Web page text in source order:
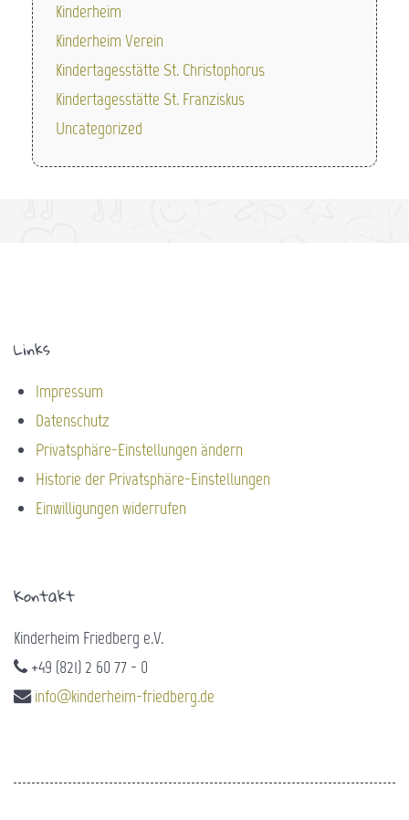
Kinderheim
Kinderheim Verein
Kindertagesstätte St. Christophorus
Kindertagesstätte St. Franziskus
Uncategorized
Links
Impressum
Datenschutz
Privatsphäre-Einstellungen ändern
Historie der Privatsphäre-Einstellungen
Einwilligungen widerrufen
Kontakt
Kinderheim Friedberg e.V.
+49 (821) 2 60 77 - 0
info@kinderheim-friedberg.de